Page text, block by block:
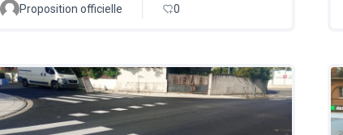
Proposition officielle 0